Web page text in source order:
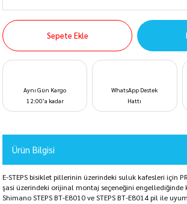
Sepete Ekle
Aynı Gün Kargo
12:00’a kadar
WhatsApp Destek
Hattı
Ürün Bilgisi
E-STEPS bisiklet pillerinin üzerindeki suluk kafesleri için
şasi üzerindeki orijinal montaj seçeneğini engellediğinde
Shimano STEPS BT-E8010 ve STEPS BT-E8014 pil ile